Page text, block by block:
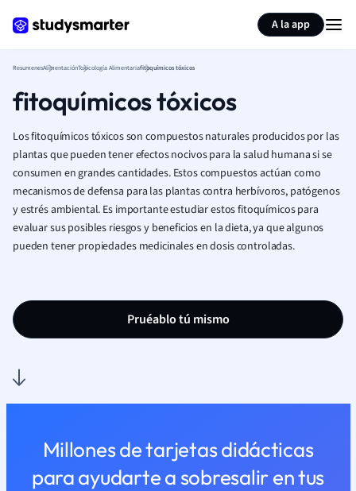
A la app
ResumenesAlimentaciónToxicología Alimentariafitoquímicos tóxicos
fitoquímicos tóxicos
Los fitoquímicos tóxicos son compuestos naturales producidos por las
plantas que pueden tener efectos nocivos para la salud humana si se
consumen en grandes cantidades. Estos compuestos actúan como
mecanismos de defensa para las plantas contra herbívoros, patógenos
y estrés ambiental. Es importante estudiar estos fitoquímicos para
evaluar sus posibles riesgos y beneficios en la dieta, ya que algunos
pueden tener propiedades medicinales en dosis controladas.
Pruéablo tú mismo
Millones de tarjetas didácticas
para ayudarte a sobresalir en tus
Resumir página